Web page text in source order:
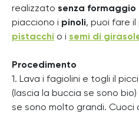
realizzato senza formaggio
piacciono i pinoli, puoi fare
pistacchi o i semi di
Procedimento
1. Lava i fagiolini e togli il
(lascia la buccia se sono
se sono molto grandi. Cuoci